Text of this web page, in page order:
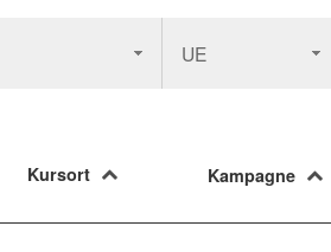
UE
Kursort Kampagne